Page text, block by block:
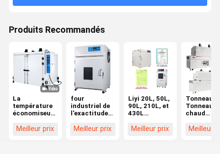
Produits Recommandés
La
température
économiseuse
d'appareil de
Meilleur prix
four
industriel de
l'exactitude
protection
Meilleur prix
Liyi 20L, 50L,
90L, 210L, et
430L
laboratoire
Meilleur prix
Tonneau
Tonneau
chaud
Tonneau
Meilleur